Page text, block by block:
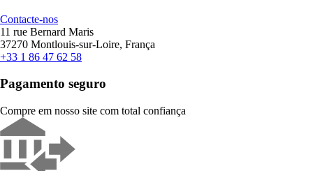
Contacte-nos
11 rue Bernard Maris
37270 Montlouis-sur-Loire, França
+33 1 86 47 62 58
Pagamento seguro
Compre em nosso site com total confiança